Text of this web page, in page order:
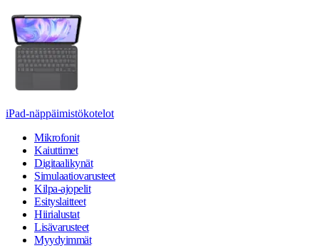
iPad-näppäimistökotelot
Mikrofonit
Kaiuttimet
Digitaalikynät
Simulaatiovarusteet
Kilpa-ajopelit
Esityslaitteet
Hiirialustat
Lisävarusteet
Myydyimmät